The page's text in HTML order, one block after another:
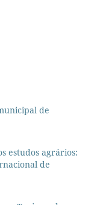
de
estudos agrários:
de